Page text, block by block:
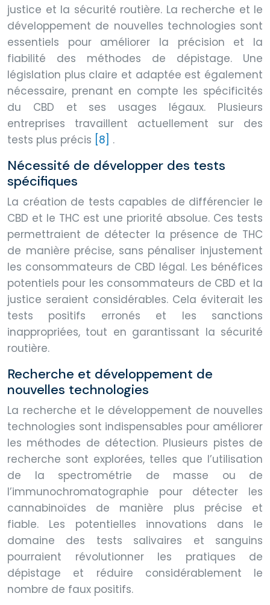
justice et la sécurité routière. La recherche et le
développement de nouvelles technologies sont
essentiels pour améliorer la précision et la
fiabilité des méthodes de dépistage. Une
législation plus claire et adaptée est également
nécessaire, prenant en compte les spécificités
du CBD et ses usages légaux. Plusieurs
entreprises travaillent actuellement sur des
tests plus précis [8] .
Nécessité de développer des tests
spécifiques
La création de tests capables de différencier le
CBD et le THC est une priorité absolue. Ces tests
permettraient de détecter la présence de THC
de manière précise, sans pénaliser injustement
les consommateurs de CBD légal. Les bénéfices
potentiels pour les consommateurs de CBD et la
justice seraient considérables. Cela éviterait les
tests positifs erronés et les sanctions
inappropriées, tout en garantissant la sécurité
routière.
Recherche et développement de
nouvelles technologies
La recherche et le développement de nouvelles
technologies sont indispensables pour améliorer
les méthodes de détection. Plusieurs pistes de
recherche sont explorées, telles que l’utilisation
de la spectrométrie de masse ou de
l’immunochromatographie pour détecter les
cannabinoïdes de manière plus précise et
fiable. Les potentielles innovations dans le
domaine des tests salivaires et sanguins
pourraient révolutionner les pratiques de
dépistage et réduire considérablement le
nombre de faux positifs.